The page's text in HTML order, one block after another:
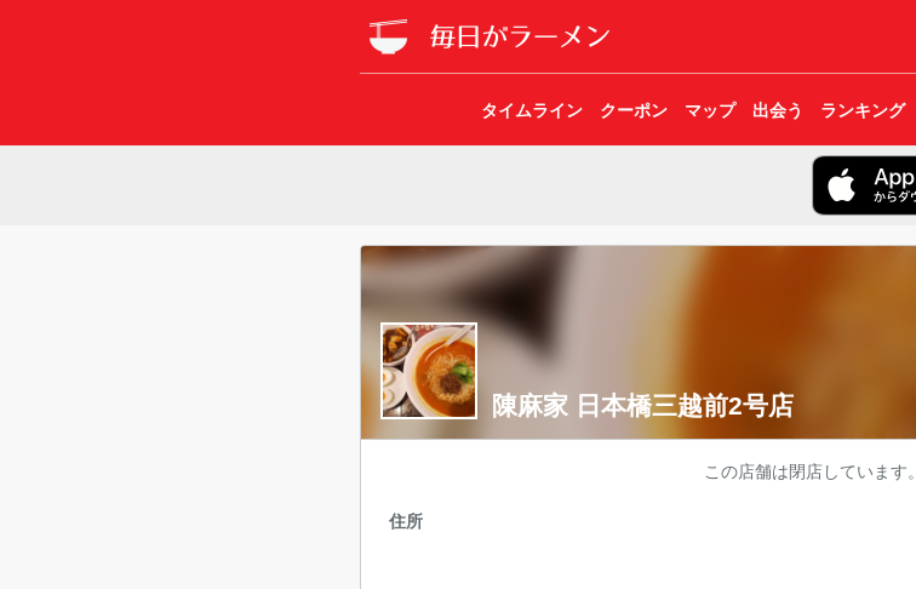
タイムライン クーポン マップ 出会う ランキング
陳麻家 日本橋三越前2号店
この店舗は閉店しています。
住所